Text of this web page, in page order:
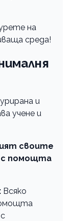
на
среда!
и
учене и
своите
с помощта
Всяко